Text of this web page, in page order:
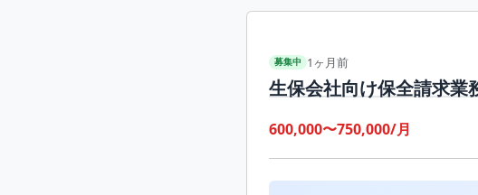
募集中 1ヶ月前
生保会社向け保全請求業
600,000〜750,000/月